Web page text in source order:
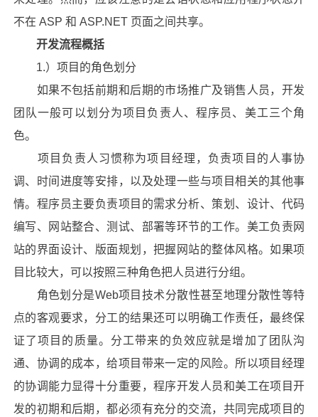
不在 ASP 和 ASP.NET 页面之间共享。
开发流程概括
1.）项目的角色划分
如果不包括前期和后期的市场推广及销售人员，开发
团队一般可以划分为项目负责人、程序员、美工三个角
色。
项目负责人习惯称为项目经理，负责项目的人事协
调、时间进度等安排，以及处理一些与项目相关的其他事
情。程序员主要负责项目的需求分析、策划、设计、代码
编写、网站整合、测试、部署等环节的工作。美工负责网
站的界面设计、版面规划，把握网站的整体风格。如果项
目比较大，可以按照三种角色把人员进行分组。
角色划分是Web项目技术分散性甚至地理分散性等特
点的客观要求，分工的结果还可以明确工作责任，最终保
证了项目的质量。分工带来的负效应就是增加了团队沟
通、协调的成本，给项目带来一定的风险。所以项目经理
的协调能力显得十分重要，程序开发人员和美工在项目开
发的初期和后期，都必须有充分的交流，共同完成项目的